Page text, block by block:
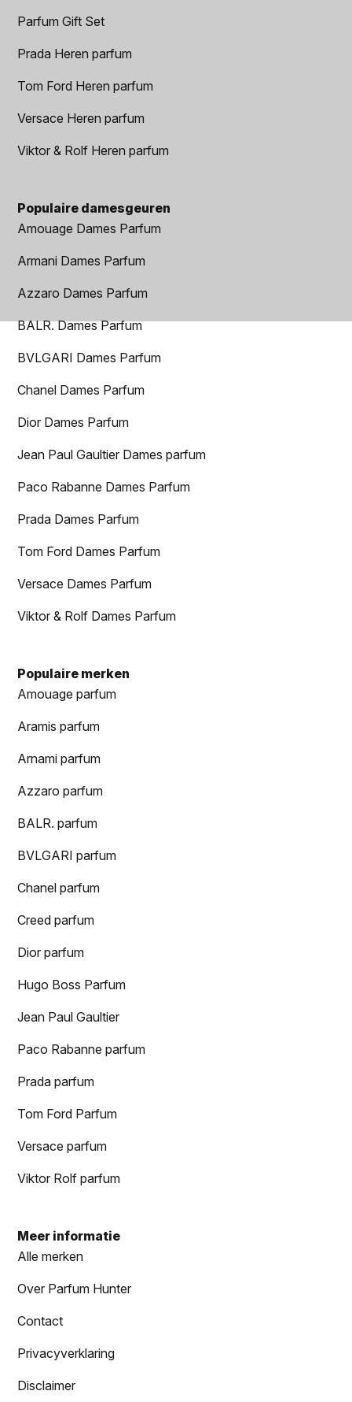
Parfum Gift Set
Prada Heren parfum
Tom Ford Heren parfum
Versace Heren parfum
Viktor & Rolf Heren parfum
Populaire damesgeuren
Amouage Dames Parfum
Armani Dames Parfum
Azzaro Dames Parfum
BALR. Dames Parfum
BVLGARI Dames Parfum
Chanel Dames Parfum
Dior Dames Parfum
Jean Paul Gaultier Dames parfum
Paco Rabanne Dames Parfum
Prada Dames Parfum
Tom Ford Dames Parfum
Versace Dames Parfum
Viktor & Rolf Dames Parfum
Populaire merken
Amouage parfum
Aramis parfum
Arnami parfum
Azzaro parfum
BALR. parfum
BVLGARI parfum
Chanel parfum
Creed parfum
Dior parfum
Hugo Boss Parfum
Jean Paul Gaultier
Paco Rabanne parfum
Prada parfum
Tom Ford Parfum
Versace parfum
Viktor Rolf parfum
Meer informatie
Alle merken
Over Parfum Hunter
Contact
Privacyverklaring
Disclaimer